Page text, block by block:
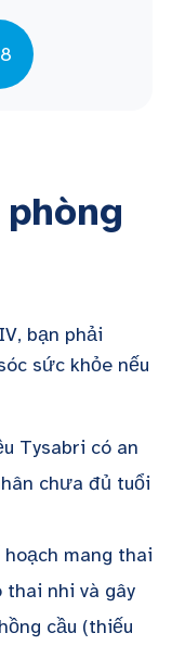
bạn phải
sức khỏe nếu
Tysabri có an
chưa đủ tuổi
mang thai
thai nhi và gây
cầu (thiếu